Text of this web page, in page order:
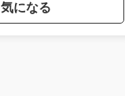
気になる